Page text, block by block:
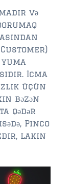
və
İcma
üçün
bəzən
qədər
Pinco
lakin